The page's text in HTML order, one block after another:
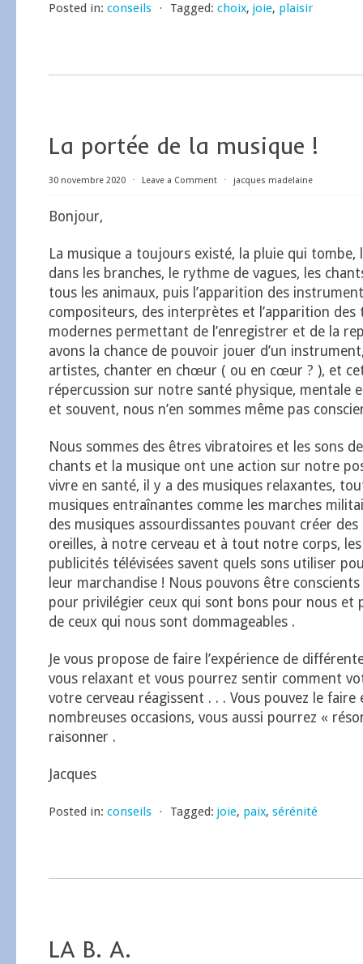
Posted in: conseils ⋅ Tagged: choix, joie, plaisir
La portée de la musique !
30 novembre 2020 ⋅ Leave a Comment ⋅ jacques madelaine
Bonjour,
La musique a toujours existé, la pluie qui tombe,
dans les branches, le rythme de vagues, les
tous les animaux, puis l’apparition des
compositeurs, des interprètes et l’apparition des
modernes permettant de l’enregistrer et de la
avons la chance de pouvoir jouer d’un
artistes, chanter en chœur ( ou en cœur ? ), et
répercussion sur notre santé physique, mentale
et souvent, nous n’en sommes même pas
Nous sommes des êtres vibratoires et les sons
chants et la musique ont une action sur notre
vivre en santé, il y a des musiques relaxantes,
musiques entraînantes comme les marches
des musiques assourdissantes pouvant créer
oreilles, à notre cerveau et à tout notre corps,
publicités télévisées savent quels sons utiliser
leur marchandise ! Nous pouvons être
pour privilégier ceux qui sont bons pour nous et
de ceux qui nous sont dommageables .
Je vous propose de faire l’expérience de
vous relaxant et vous pourrez sentir comment
votre cerveau réagissent . . . Vous pouvez le faire
nombreuses occasions, vous aussi pourrez «
raisonner .
Jacques
Posted in: conseils ⋅ Tagged: joie, paix, sérénité
LA B. A.